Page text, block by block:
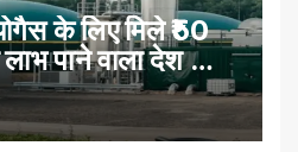
के लिए मिले ₹50
पाने वाला देश का